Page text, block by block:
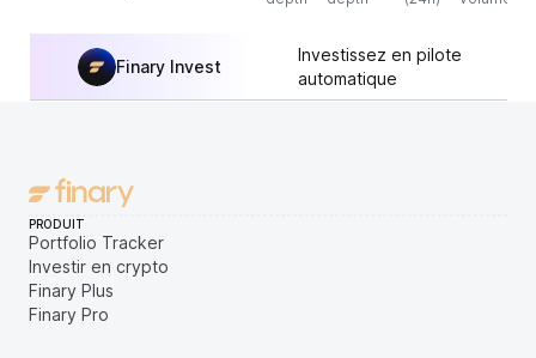
Finary Invest
Investissez en pilote
automatique
PRODUIT
Portfolio Tracker
Investir en crypto
Finary Plus
Finary Pro